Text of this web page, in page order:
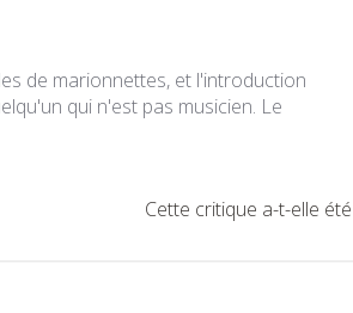
de marionnettes, et l'introduction
qui n'est pas musicien. Le
Cette critique a-t-elle